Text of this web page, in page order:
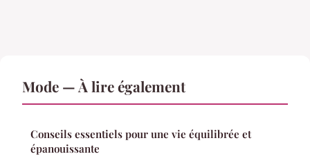
Mode — À lire également
Conseils essentiels pour une vie équilibrée et
épanouissante